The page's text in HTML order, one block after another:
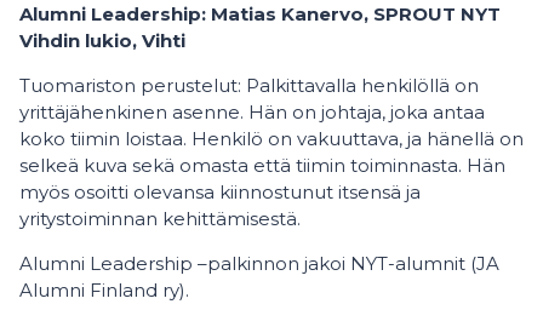
Alumni Leadership: Matias Kanervo, SPROUT NYT
Vihdin lukio, Vihti
Tuomariston perustelut: Palkittavalla henkilöllä on
yrittäjähenkinen asenne. Hän on johtaja, joka antaa
koko tiimin loistaa. Henkilö on vakuuttava, ja hänellä on
selkeä kuva sekä omasta että tiimin toiminnasta. Hän
myös osoitti olevansa kiinnostunut itsensä ja
yritystoiminnan kehittämisestä.
Alumni Leadership –palkinnon jakoi NYT-alumnit (JA
Alumni Finland ry).